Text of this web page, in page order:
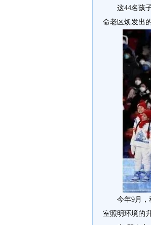
这44名孩
命老区焕发出
今年9月
室照明环境的